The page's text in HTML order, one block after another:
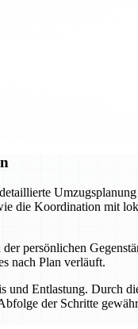
die Koordination mit
persönlichen
nach Plan verläuft.
Entlastung. Durch
der Schritte